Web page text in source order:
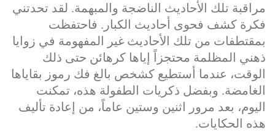
مراقبة تلك الأحاديث الناضجة والمبهمة. لقد تحدتني
فكرة كشف فحوى أحاديث الكبار. فاحتفظت
بمقتطفات من تلك الأحاديث غير المفهومة في زوايا
ذهني المظلمة محتجزاً إياها كرهائن حتى ذلك
الوقت، عندما أستطيع كشخص بالغ فك رموز بقاياها
الغامضة. وبفضل ذكريات الطفولة هذه، تمكنت
اليوم، بعد مرور اثنين وستين عاماً، من إعادة تأليف
هذه الحكايات.